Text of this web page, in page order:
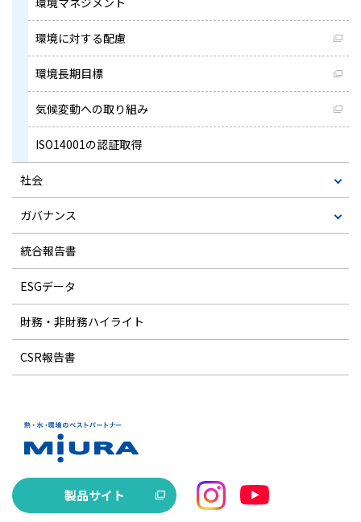
環境に対する配慮
環境長期目標
気候変動への取り組み
ISO14001の認証取得
社会
ガバナンス
統合報告書
ESGデータ
財務・非財務ハイライト
CSR報告書
製品サイト